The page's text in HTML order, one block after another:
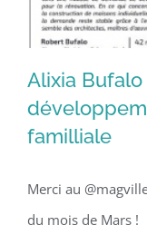
Alixia
familliale
Merci au
du mois de Mars !